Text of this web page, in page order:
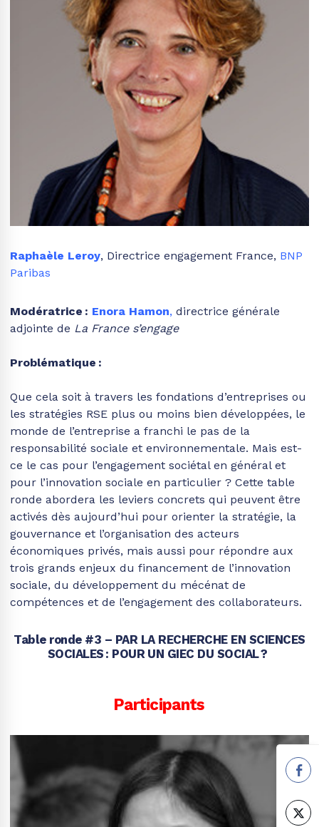
Raphaèle Leroy, Directrice engagement France, BNP
Paribas
Modératrice : Enora Hamon, directrice générale
adjointe de La France s’engage
Problématique :
Que cela soit à travers les fondations d’entreprises ou
les stratégies RSE plus ou moins bien développées, le
monde de l’entreprise a franchi le pas de la
responsabilité sociale et environnementale. Mais est-
ce le cas pour l’engagement sociétal en général et
pour l’innovation sociale en particulier ? Cette table
ronde abordera les leviers concrets qui peuvent être
activés dès aujourd’hui pour orienter la stratégie, la
gouvernance et l’organisation des acteurs
économiques privés, mais aussi pour répondre aux
trois grands enjeux du financement de l’innovation
sociale, du développement du mécénat de
compétences et de l’engagement des collaborateurs.
Table ronde #3 – PAR LA RECHERCHE EN SCIENCES
SOCIALES : POUR UN GIEC DU SOCIAL ?
Participants